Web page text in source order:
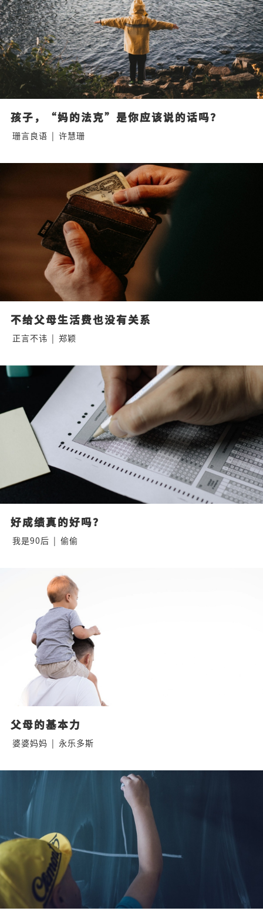
孩子，“妈的法克”是你应该说的话吗？
珊言良语 | 许慧珊
不给父母生活费也没有关系
正言不讳 | 郑颖
好成绩真的好吗？
我是90后 | 偷偷
父母的基本力
婆婆妈妈 | 永乐多斯